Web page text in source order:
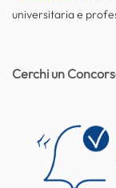
universitaria e
Cerchi un